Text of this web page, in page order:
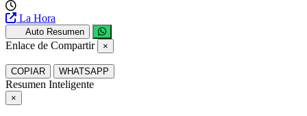
La Hora
Auto Resumen
Enlace de Compartir ×
COPIAR WHATSAPP
Resumen Inteligente
×